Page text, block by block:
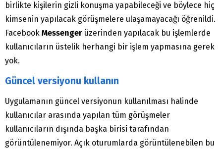
birlikte kişilerin gizli konuşma yapabileceği ve böylece hiç
kimsenin yapılacak görüşmelere ulaşamayacağı öğrenildi.
Facebook Messenger üzerinden yapılacak bu işlemlerde
kullanıcıların üstelik herhangi bir işlem yapmasına gerek
yok.
Güncel versiyonu kullanın
Uygulamanın güncel versiyonun kullanılması halinde
kullanıcılar arasında yapılan tüm görüşmeler
kullanıcıların dışında başka birisi tarafından
görüntülenemiyor. Açık oturumlarda görüntülenebilen bu